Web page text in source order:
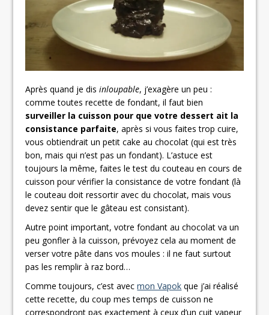
Après quand je disinloupable, j’exagère un peu :
comme toutes recette de fondant, il faut bien
surveiller la cuisson pour que votre dessert ait la
consistance parfaite, après si vous faites trop cuire,
vous obtiendrait un petit cake au chocolat (qui est très
bon, mais qui n’est pas un fondant). L’astuce est
toujours la même, faites le test du couteau en cours de
cuisson pour vérifier la consistance de votre fondant (là
le couteau doit ressortir avec du chocolat, mais vous
devez sentir que le gâteau est consistant).
Autre point important, votre fondant au chocolat va un
peu gonfler à la cuisson, prévoyez cela au moment de
verser votre pâte dans vos moules : il ne faut surtout
pas les remplir à raz bord…
Comme toujours, c’est avecmon Vapok que j’ai réalisé
cette recette, du coup mes temps de cuisson ne
correspondront pas exactement à ceux d’un cuit vapeur